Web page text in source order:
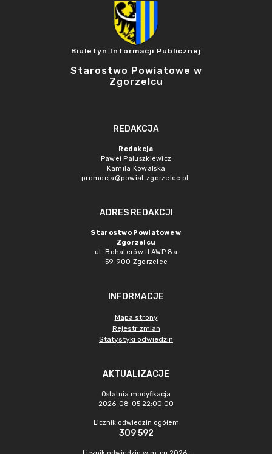
Biuletyn Informacji Publicznej
Starostwo Powiatowe w
Zgorzelcu
REDAKCJA
Redakcja
Paweł Paluszkiewicz
Kamila Kowalska
promocja@powiat.zgorzelec.pl
ADRES REDAKCJI
Starostwo Powiatowe w
Zgorzelcu
ul. Bohaterów II AWP 8a
59-900 Zgorzelec
INFORMACJE
Mapa strony
Rejestr zmian
Statystyki odwiedzin
AKTUALIZACJE
Ostatnia modyfikacja
2026-08-05 22:00:00
Licznik odwiedzin ogółem
309 592